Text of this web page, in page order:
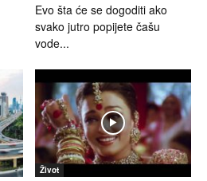
Evo šta će se dogoditi ako
svako jutro popijete čašu
vode...
Život